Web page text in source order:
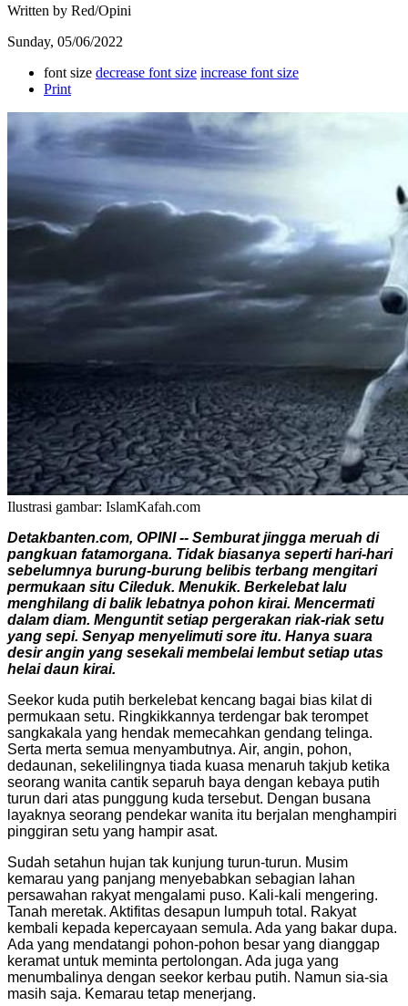
Written by Red/Opini
Sunday, 05/06/2022
font size decrease font size increase font size
Print
Ilustrasi gambar: IslamKafah.com
Detakbanten.com, OPINI -- Semburat jingga meruah di
pangkuan fatamorgana. Tidak biasanya seperti hari-hari
sebelumnya burung-burung belibis terbang mengitari
permukaan situ Cileduk. Menukik. Berkelebat lalu
menghilang di balik lebatnya pohon kirai. Mencermati
dalam diam. Menguntit setiap pergerakan riak-riak setu
yang sepi. Senyap menyelimuti sore itu. Hanya suara
desir angin yang sesekali membelai lembut setiap utas
helai daun kirai.
Seekor kuda putih berkelebat kencang bagai bias kilat di
permukaan setu. Ringkikkannya terdengar bak terompet
sangkakala yang hendak memecahkan gendang telinga.
Serta merta semua menyambutnya. Air, angin, pohon,
dedaunan, sekelilingnya tiada kuasa menaruh takjub ketika
seorang wanita cantik separuh baya dengan kebaya putih
turun dari atas punggung kuda tersebut. Dengan busana
layaknya seorang pendekar wanita itu berjalan menghampiri
pinggiran setu yang hampir asat.
Sudah setahun hujan tak kunjung turun-turun. Musim
kemarau yang panjang menyebabkan sebagian lahan
persawahan rakyat mengalami puso. Kali-kali mengering.
Tanah meretak. Aktifitas desapun lumpuh total. Rakyat
kembali kepada kepercayaan semula. Ada yang bakar dupa.
Ada yang mendatangi pohon-pohon besar yang dianggap
keramat untuk meminta pertolongan. Ada juga yang
menumbalinya dengan seekor kerbau putih. Namun sia-sia
masih saja. Kemarau tetap menerjang.